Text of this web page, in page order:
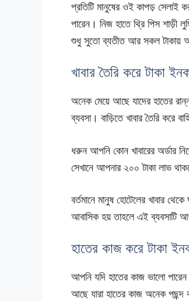
প্রতিটি মানুষের ওই কাপড় সেলাই
পারেন। নিজ হাতে থ্রি পিস শাড়ী
শুধু সুতো ব্যতীত আর সকল টাকায়
খাবার তৈরি করে টাকা
অনেক মেয়ে আছে যাদের হাতের
ব্যবসা। বাড়িতে খাবার তৈরি করে
ধরুন আপনি কোন খাবারের অর্ডার
সেখানে আপনার ২০০ টাকা লাভ
বর্তমানে মানুষ হোটেলের খাবার
আবাসিক হয় তাহলে এই ব্যবসাটি
হাতের কাজ করে টাকা
আপনি যদি হাতের কাজ ভালো
আছে যারা হাতের কাজ অনেক পছন্দ